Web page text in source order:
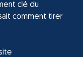
clé du
comment tirer